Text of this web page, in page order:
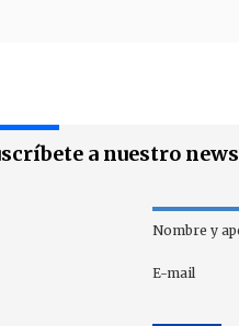
a nuestro
Nombre y
E-mail